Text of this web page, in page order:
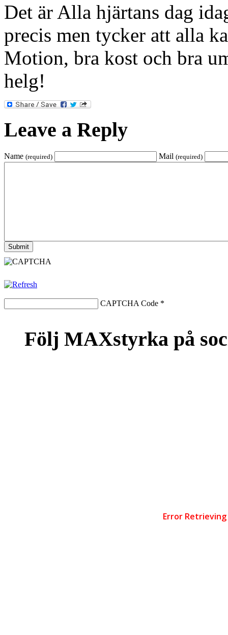
Det är Alla hjärtans dag
precis men tycker att alla
Motion, bra kost och bra
helg!
Leave a Reply
Name (required) Mail (required)
CAPTCHA Code *
Följ MAXstyrka på